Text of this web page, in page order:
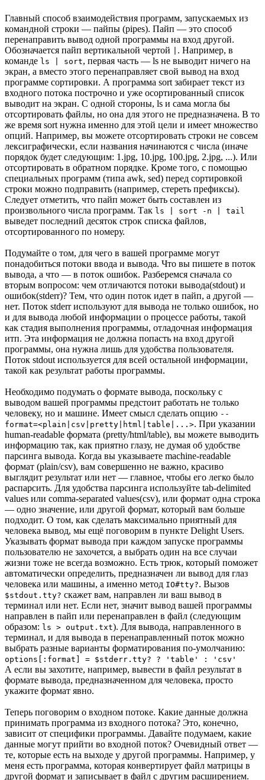
Главный способ взаимодействия программ, запускаемых из
командной строки — пайпы (pipes). Пайп — это способ
перенаправить вывод одной программы на вход другой.
Обозначается пайп вертикальной чертой
. Например, в
команде ls | sort, первая часть — ls не выводит ничего на
экран, а вместо этого перенаправляет свой вывод на вход
программе сортировки. А программа sort забирает текст из
входного потока построчно и уже осортированный список
выводит на экран. С одной стороны, ls и сама могла бы
отсортировать файлы, но она для этого не предназначена. В то
же время sort нужна именно для этой цели и имеет множество
опций. Например, вы можете отсортировать строки не совсем
лексиграфически, если названия начинаются с числа (иначе
порядок будет следующим: 1.jpg, 10.jpg, 100.jpg, 2.jpg, ...). Или
отсортировать в обратном порядке. Кроме того, с помощью
специальных программ (типа awk, sed) перед сортировкой
строки можно подправить (например, стереть префиксы).
Следует отметить, что пайп может быть составлен из
произвольного числа программ. Так ls | sort -n | tail
выведет последний десяток строк списка файлов,
отсортированного по номеру.
Подумайте о том, для чего в вашей программе могут
понадобиться потоки ввода и вывода. Что вы пишете в поток
вывода, а что — в поток ошибок. Разберемся сначала со
вторым вопросом: чем отличаются потоки вывода(stdout) и
ошибок(stderr)? Тем, что один поток идет в пайп, а другой —
нет. Поток stderr используют для вывода не только ошибок, но
и для вывода любой информации о процессе работы, такой
как стадия выполнения программы, отладочная информация
итп. Эта информация не должна попасть на вход другой
программы, она нужна лишь для удобства пользователя.
Поток stdout используется для всей остальной информации,
такой как результат работы программы.
Необходимо подумать о формате вывода, поскольку с
выводом вашей программы предстоит работать не только
человеку, но и машине. Имеет смысл сделать опцию --
format=<plain|csv|pretty|html|table|...>. При указании
human-readable формата (pretty/html/table), вы можете выводить
информацию так, как приятно глазу, не думая об удобстве
парсинга вывода. Когда вы указываете machine-readable
формат (plain/csv), вам совершенно не важно, красиво
выглядит результат или нет — главное, чтобы его легко было
распарсить. Для удобства парсинга используйте tab-delimited
values или comma-separated values(csv), или формат одна строка
— одно значение, или другой формат, который вам больше
подходит. О том, как сделать максимально приятный для
человека вывод, мы ещё поговорим в пункте Delight Users.
Указывать формат вывода при каждом запуске программы
пользователю не захочется, а выбрать один на все случаи
жизни тоже не всегда возможно. Есть трюк, который поможет
автоматически определить, предназначен ли вывод для глаз
человека или машины, а именно метод IO#tty?. Вызов
$stdout.tty? скажет вам, направлен ли ваш вывод в
терминал или нет. Если нет, значит вывод вашей программы
направлен в пайп или перенаправлен в файл (следующим
образом: ls > output.txt). Для вывода, направленного в
терминал, и для вывода в перенаправленный поток можно
выбрать разные варианты форматирования по-умолчанию:
options[:format] = $stderr.tty? ? 'table' : 'csv'
А если вы захотите, например, вывести в файл результат в
формате вывода, предназначенном для человека, просто
укажите формат явно.
Теперь поговорим о входном потоке. Какие данные должна
принимать программа из входного потока? Это, конечно,
зависит от специфики программы. Давайте подумаем, какие
данные могут прийти во входной поток? Очевидный ответ —
те, которые есть на выходе у другой программы. Например, у
меня есть программа, которая конвертирует файл матрицы в
другой формат и записывает в файл с другим расширением.